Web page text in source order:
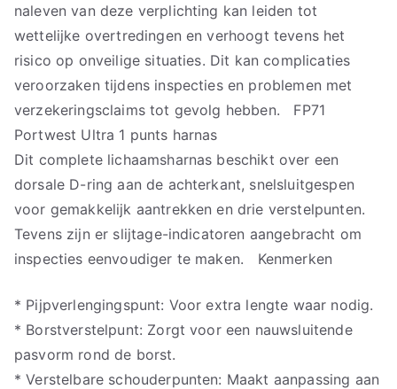
naleven van deze verplichting kan leiden tot
wettelijke overtredingen en verhoogt tevens het
risico op onveilige situaties. Dit kan complicaties
veroorzaken tijdens inspecties en problemen met
verzekeringsclaims tot gevolg hebben. FP71
Portwest Ultra 1 punts harnas
Dit complete lichaamsharnas beschikt over een
dorsale D-ring aan de achterkant, snelsluitgespen
voor gemakkelijk aantrekken en drie verstelpunten.
Tevens zijn er slijtage-indicatoren aangebracht om
inspecties eenvoudiger te maken. Kenmerken
* Pijpverlengingspunt: Voor extra lengte waar nodig.
* Borstverstelpunt: Zorgt voor een nauwsluitende
pasvorm rond de borst.
* Verstelbare schouderpunten: Maakt aanpassing aan